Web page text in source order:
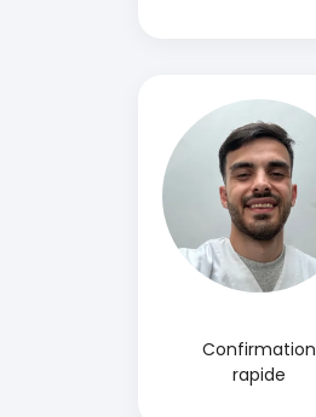
Confirmation
rapide